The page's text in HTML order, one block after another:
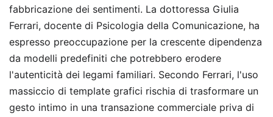
fabbricazione dei sentimenti. La dottoressa Giulia
Ferrari, docente di Psicologia della Comunicazione, ha
espresso preoccupazione per la crescente dipendenza
da modelli predefiniti che potrebbero erodere
l'autenticità dei legami familiari. Secondo Ferrari, l'uso
massiccio di template grafici rischia di trasformare un
gesto intimo in una transazione commerciale priva di